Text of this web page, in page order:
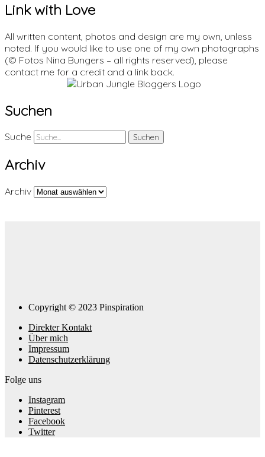
Link with Love
All written content, photos and design are my own, unless
noted. If you would like to use one of my own photographs
(© Fotos Nina Bungers – all rights reserved), please
contact me for a credit and a link back.
Suchen
Suche
Archiv
Archiv
Copyright © 2023 Pinspiration
Direkter Kontakt
Über mich
Impressum
Datenschutzerklärung
Folge uns
Instagram
Pinterest
Facebook
Twitter